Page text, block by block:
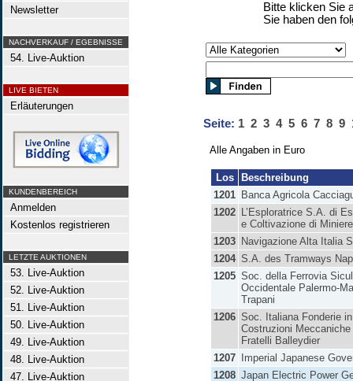
Newsletter
NACHVERKAUF / EGEBNISSE
54. Live-Auktion
LIVE BIETEN
Erläuterungen
KUNDENBEREICH
Anmelden
Kostenlos registrieren
LETZTE AUKTIONEN
53. Live-Auktion
52. Live-Auktion
51. Live-Auktion
50. Live-Auktion
49. Live-Auktion
48. Live-Auktion
47. Live-Auktion
Bitte klicken Sie
Sie haben den
Seite: 1 2 3 4 5 6 7 8 9
Alle Angaben in Euro
Los
Beschreibung
1201 Banca Agricola
1202 L’Esploratrice S.A. di
e Coltivazione di Miniere
1203 Navigazione Alta Italia
1204 S.A. des Tramways
1205 Soc. della Ferrovia
Occidentale Palermo-
Trapani
1206 Soc. Italiana Fonderie
Costruzioni
Fratelli Balleydier
1207
Imperial Japanese
1208 Japan Electric Power